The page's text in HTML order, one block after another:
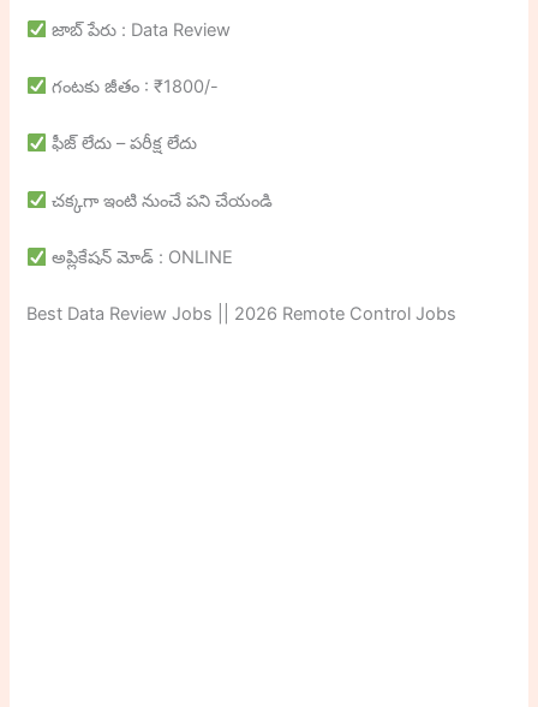
జాబ్ పేరు : Data Review
గంటకు జీతం : ₹1800/-
ఫీజ్ లేదు – పరీక్ష లేదు
చక్కగా ఇంటి నుంచే పని చేయండి
అప్లికేషన్ మోడ్ : ONLINE
Best Data Review Jobs || 2026 Remote Control Jobs